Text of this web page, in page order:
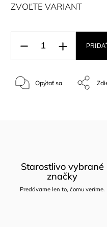
ZVOĽTE VARIANT
Opýtať sa
Starostlivo vybrané
značky
Predávame len to, čomu veríme.